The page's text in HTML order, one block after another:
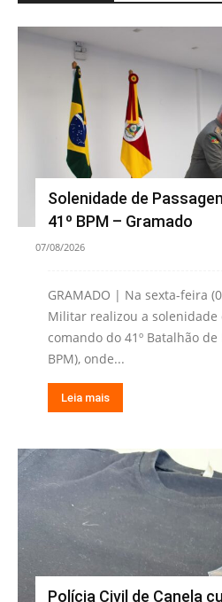
Solenidade de
41º BPM – Gramado
07/08/2026
GRAMADO | Na sexta-feira
Militar realizou a solenidade
comando do 41º Batalhão
BPM), onde...
Leia mais
Polícia Civil de Canela